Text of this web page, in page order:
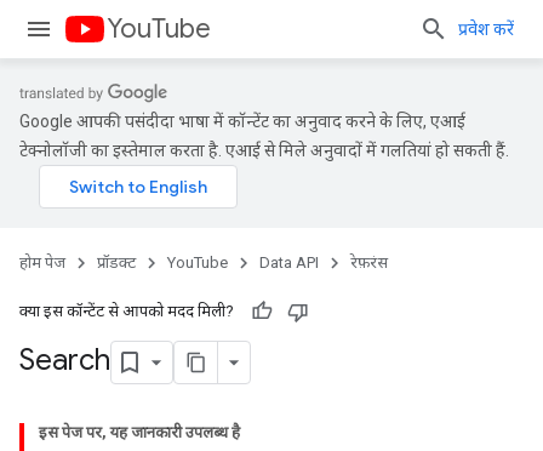
YouTube प्रवेश करें
Google आपकी पसंदीदा भाषा में कॉन्टेंट का अनुवाद करने के लिए, एआई
टेक्नोलॉजी का इस्तेमाल करता है. एआई से मिले अनुवादों में गलतियां हो सकती हैं.
होम पेज प्रॉडक्ट YouTube Data API रेफ़रंस
क्या इस कॉन्टेंट से आपको मदद मिली?
Search
इस पेज पर, यह जानकारी उपलब्ध है